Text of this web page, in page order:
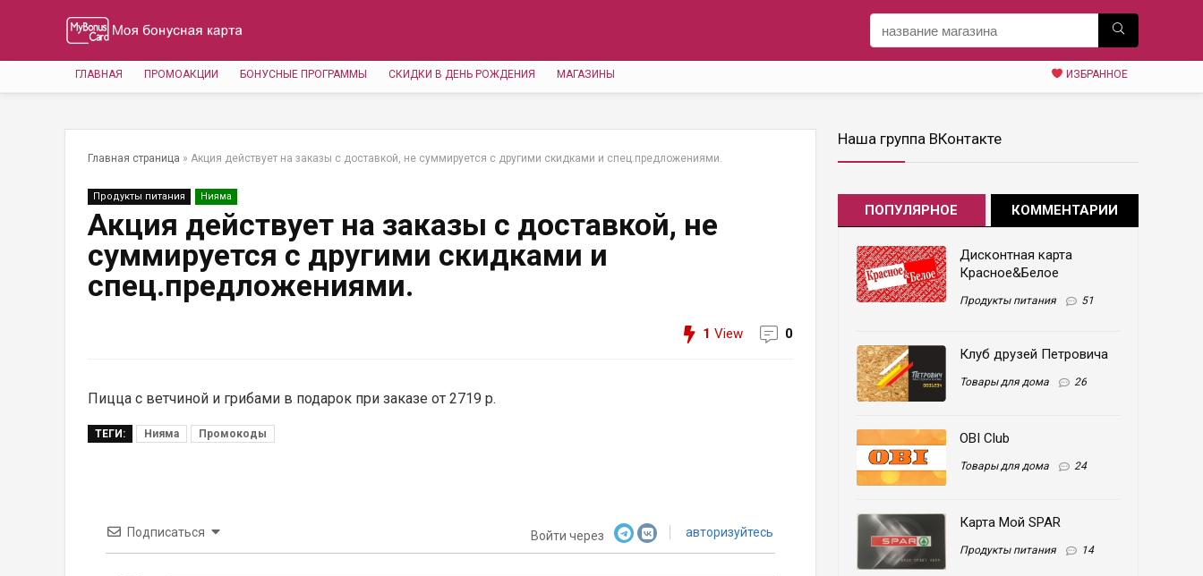
ГЛАВНАЯ ПРОМОАКЦИИ БОНУСНЫЕ ПРОГРАММЫ СКИДКИ В ДЕНЬ РОЖДЕНИЯ МАГАЗИНЫ ИЗБРАННОЕ
Главная страница » Акция действует на заказы с доставкой, не суммируется с другими скидками и спец.предложениями.
Продукты питания Нияма
Акция действует на заказы с доставкой, не
суммируется с другими скидками и
спец.предложениями.
1 View 0
Пицца с ветчиной и грибами в подарок при заказе от 2719 р.
ТЕГИ: Нияма Промокоды
Подписаться Войти через авторизуйтесь
Наша группа ВКонтакте
ПОПУЛЯРНОЕ КОММЕНТАРИИ
Дисконтная карта
Красное&Белое
Продукты питания 51
Клуб друзей Петровича
Товары для дома 26
OBI Club
Товары для дома 24
Карта Мой SPAR
Продукты питания 14